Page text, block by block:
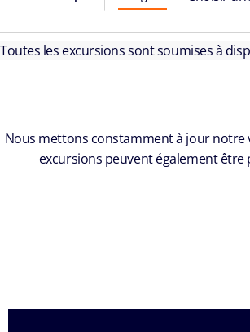
Toutes les excursions sont soumises à
Nous mettons constamment à jour notre
excursions peuvent également